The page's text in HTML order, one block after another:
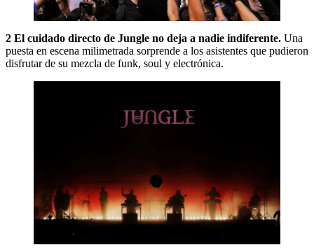
2 El cuidado directo de Jungle no deja a nadie indiferente. Una
puesta en escena milimetrada sorprende a los asistentes que pudieron
disfrutar de su mezcla de funk, soul y electrónica.